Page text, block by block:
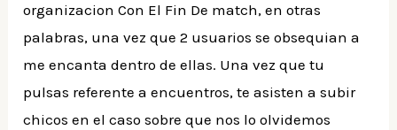
organizacion Con El Fin De match, en otras
palabras, una vez que 2 usuarios se obsequian a
me encanta dentro de ellas. Una vez que tu
pulsas referente a encuentros, te asisten a subir
chicos en el caso sobre que nos lo olvidemos